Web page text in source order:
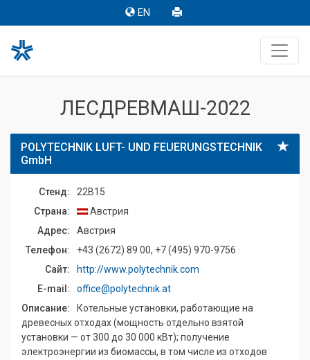
EN
ЛЕСДРЕВМАШ-2022
POLYTECHNIK LUFT- UND FEUERUNGSTECHNIK
GmbH
Стенд:
22B15
Страна:
Австрия
Адрес:
Австрия
Телефон:
+43 (2672) 89 00, +7 (495) 970-9756
Сайт:
http://www.polytechnik.com
E-mail:
office@polytechnik.at
Описание:
Котельные установки, работающие на
древесных отходах (мощность отдельно взятой
установки — от 300 до 30 000 кВт); получение
электроэнергии из биомассы, в том числе из отходов